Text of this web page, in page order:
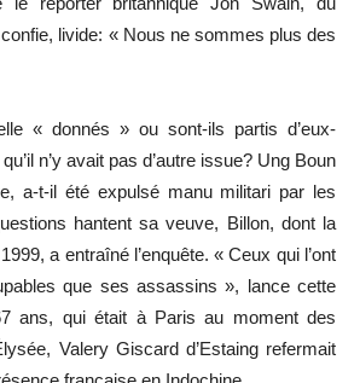
livide: « Nous ne sommes plus des
« donnés » ou sont-ils partis d’eux-
n’y avait pas d’autre issue? Ung Boun
a-t-il été expulsé manu militari par les
hantent sa veuve, Billon, dont la
a entraîné l’enquête. « Ceux qui l’ont
que ses assassins », lance cette
ans, qui était à Paris au moment des
Valery Giscard d’Estaing refermait